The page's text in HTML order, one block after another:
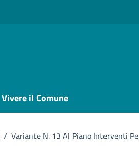
Vivere il Comune
/ Variante N. 13 Al Piano Interventi